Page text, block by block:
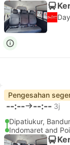
Pengesahan
--:-- --:-- 3j
Dipatiukur,
Indomaret and